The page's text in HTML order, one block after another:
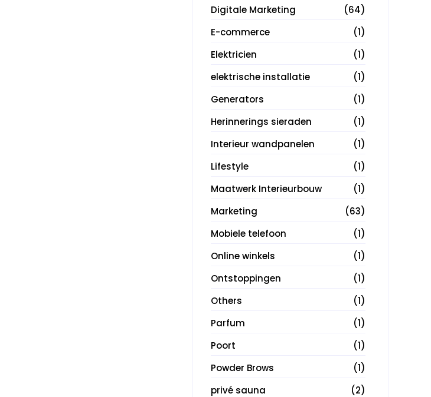
Digitale Marketing
(64)
E-commerce
(1)
Elektricien
(1)
elektrische installatie
(1)
Generators
(1)
Herinnerings sieraden
(1)
Interieur wandpanelen
(1)
Lifestyle
(1)
Maatwerk Interieurbouw
(1)
Marketing
(63)
Mobiele telefoon
(1)
Online winkels
(1)
Ontstoppingen
(1)
Others
(1)
Parfum
(1)
Poort
(1)
Powder Brows
(1)
privé sauna
(2)